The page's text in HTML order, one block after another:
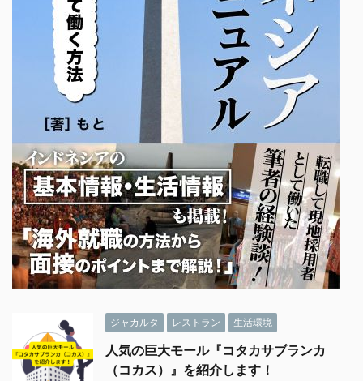
ジャカルタ レストラン 生活環境
人気の巨大モール『コタカサブランカ
（コカス）』を紹介します！